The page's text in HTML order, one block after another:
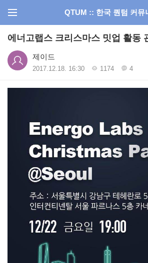
QTUM :: 한국 퀀텀 커뮤
에너고랩스 크리스마스 밋업 활동
제이드
2017.12.18. 16:30 1174 4